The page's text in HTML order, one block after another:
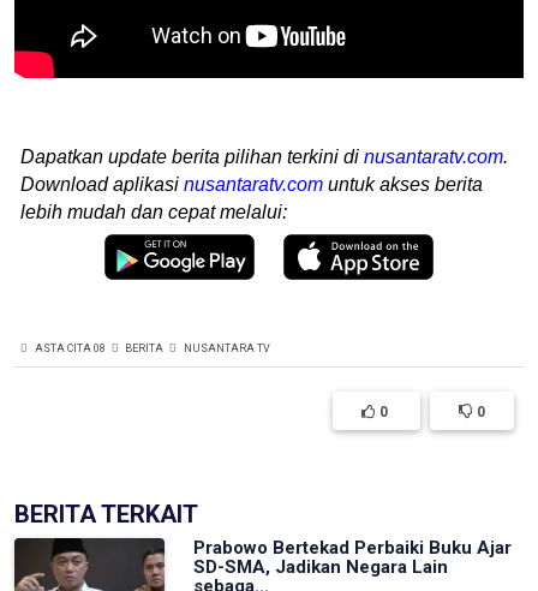
Dapatkan update berita pilihan terkini di nusantaratv.com.
Download aplikasi nusantaratv.com untuk akses berita
lebih mudah dan cepat melalui:
ASTA CITA 08 BERITA NUSANTARA TV
0 0
BERITA TERKAIT
Prabowo Bertekad Perbaiki Buku Ajar
SD-SMA, Jadikan Negara Lain
sebaga...